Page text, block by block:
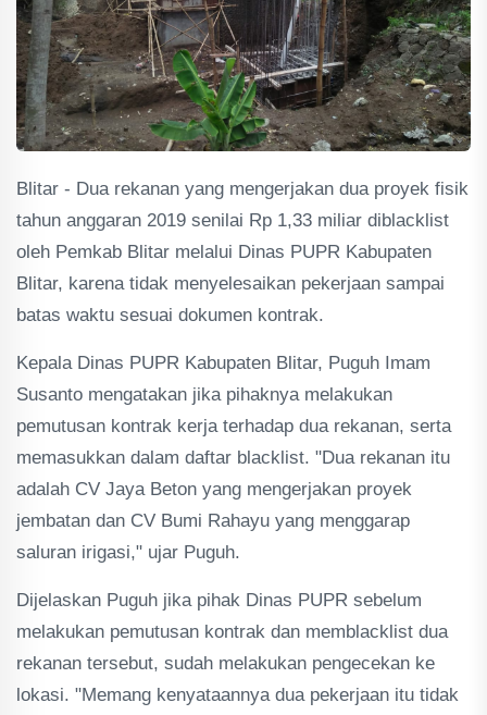
Blitar - Dua rekanan yang mengerjakan dua proyek fisik
tahun anggaran 2019 senilai Rp 1,33 miliar diblacklist
oleh Pemkab Blitar melalui Dinas PUPR Kabupaten
Blitar, karena tidak menyelesaikan pekerjaan sampai
batas waktu sesuai dokumen kontrak.
Kepala Dinas PUPR Kabupaten Blitar, Puguh Imam
Susanto mengatakan jika pihaknya melakukan
pemutusan kontrak kerja terhadap dua rekanan, serta
memasukkan dalam daftar blacklist. "Dua rekanan itu
adalah CV Jaya Beton yang mengerjakan proyek
jembatan dan CV Bumi Rahayu yang menggarap
saluran irigasi," ujar Puguh.
Dijelaskan Puguh jika pihak Dinas PUPR sebelum
melakukan pemutusan kontrak dan memblacklist dua
rekanan tersebut, sudah melakukan pengecekan ke
lokasi. "Memang kenyataannya dua pekerjaan itu tidak